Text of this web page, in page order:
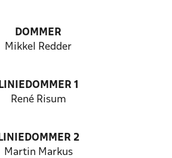
DOMMER
Mikkel Redder
LINIEDOMMER 1
René Risum
LINIEDOMMER 2
Martin Markus